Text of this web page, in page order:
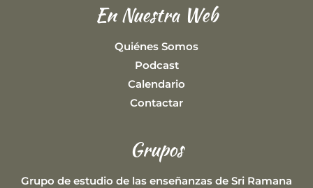
En Nuestra Web
Quiénes Somos
Podcast
Calendario
Contactar
Grupos
Grupo de estudio de las enseñanzas de Sri Ramana